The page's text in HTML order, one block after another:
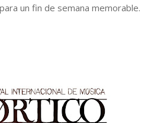
un fin de semana memorable.